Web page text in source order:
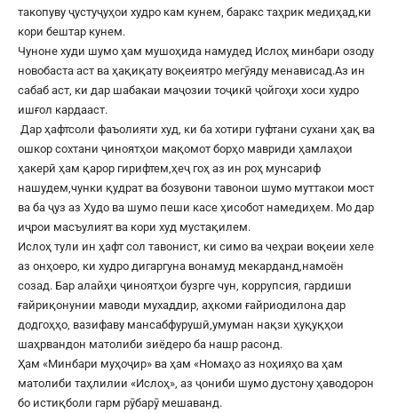
такопуву ҷустуҷуҳои худро кам кунем, баракс таҳрик медиҳад,ки
кори бештар кунем.
Чуноне худи шумо ҳам мушоҳида намудед Ислоҳ минбари озоду
новобаста аст ва ҳақиқату воқеиятро мегӯяду менависад.Аз ин
сабаб аст, ки дар шабакаи маҷозии тоҷикӣ ҷойгоҳи хоси худро
ишғол кардааст.
Дар ҳафтсоли фаъолияти худ, ки ба хотири гуфтани сухани ҳақ ва
ошкор сохтани ҷиноятҳои мақомот борҳо мавриди ҳамлаҳои
ҳакерӣ ҳам қарор гирифтем,ҳеҷ гоҳ аз ин роҳ мунсариф
нашудем,чунки қудрат ва бозувони тавонои шумо муттакои мост
ва ба ҷуз аз Худо ва шумо пеши касе ҳисобот намедиҳем. Мо дар
иҷрои масъулият ва кори худ мустақилем.
Ислоҳ тули ин ҳафт сол тавонист, ки симо ва чеҳраи воқеии хеле
аз онҳоеро, ки худро дигаргуна вонамуд мекарданд,намоён
созад. Бар алайҳи ҷиноятҳои бузрге чун, коррупсия, гардиши
ғайриқонунии маводи мухаддир, аҳкоми ғайриодилона дар
додгоҳҳо, вазифаву мансабфурушӣ,умуман нақзи ҳуқуқҳои
шаҳрвандон матолиби зиёдеро ба нашр расонд.
Ҳам «Минбари муҳоҷир» ва ҳам «Номаҳо аз ноҳияҳо ва ҳам
матолиби таҳлилии «Ислоҳ», аз ҷониби шумо дустону ҳаводорон
бо истиқболи гарм рӯбарӯ мешаванд.